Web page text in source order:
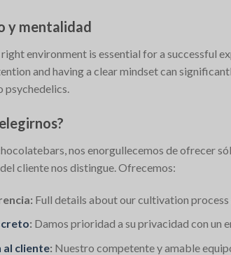
y mentalidad
environment is essential for a successful
and having a clear mindset can
psychedelics.
nos enorgullecemos de ofrecer
cliente nos distingue. Ofrecemos:
Full details about our cultivation
: Damos prioridad a su privacidad con un
al cliente: Nuestro competente y amable